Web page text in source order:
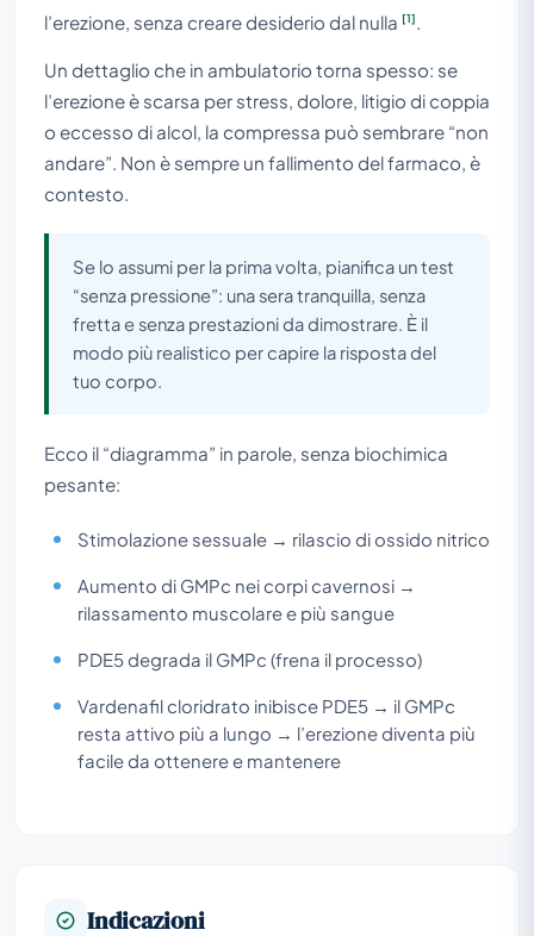
l’erezione, senza creare desiderio dal nulla [1]
Un dettaglio che in ambulatorio torna spesso: se
l’erezione è scarsa per stress, dolore, litigio di coppia
o eccesso di alcol, la compressa può sembrare “non
andare”. Non è sempre un fallimento del farmaco, è
contesto.
Se lo assumi per la prima volta, pianifica un test
“senza pressione”: una sera tranquilla, senza
fretta e senza prestazioni da dimostrare. È il
modo più realistico per capire la risposta del
tuo corpo.
Ecco il “diagramma” in parole, senza biochimica
pesante:
Stimolazione sessuale → rilascio di ossido nitrico
Aumento di GMPc nei corpi cavernosi →
rilassamento muscolare e più sangue
PDE5 degrada il GMPc (frena il processo)
Vardenafil cloridrato inibisce PDE5 → il GMPc
resta attivo più a lungo → l’erezione diventa più
facile da ottenere e mantenere
Indicazioni